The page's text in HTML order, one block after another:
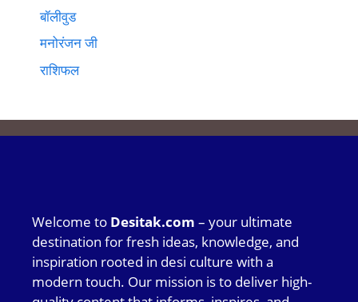
बॉलीवुड
मनोरंजन जी
राशिफल
Welcome to Desitak.com – your ultimate
destination for fresh ideas, knowledge, and
inspiration rooted in desi culture with a
modern touch. Our mission is to deliver high-